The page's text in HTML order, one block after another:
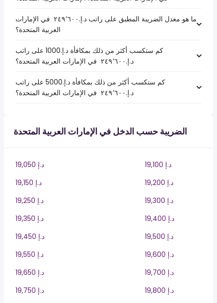
ما هو معدل الضريبة المطبق على راتب د.إ.‏٢٤٩٬٦٠٠ ‏ في الإمارات
العربية المتحدة؟
كم ستكسب أكثر من ذلك بمكافأة د.إ.1000 على راتب
د.إ.‏٢٤٩٬٦٠٠ ‏ في الإمارات العربية المتحدة؟
كم ستكسب أكثر من ذلك بمكافأة د.إ.5000 على راتب
د.إ.‏٢٤٩٬٦٠٠ ‏ في الإمارات العربية المتحدة؟
الضريبة حسب الدخل في الإمارات العربية المتحدة
19,050 د.إ
19,100 د.إ
19,150 د.إ
19,200 د.إ
19,250 د.إ
19,300 د.إ
19,350 د.إ
19,400 د.إ
19,450 د.إ
19,500 د.إ
19,550 د.إ
19,600 د.إ
19,650 د.إ
19,700 د.إ
19,750 د.إ
19,800 د.إ